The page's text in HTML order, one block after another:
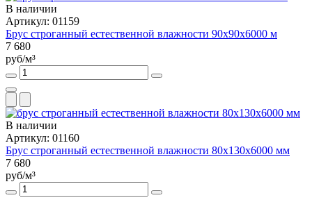
В наличии
Артикул: 01159
Брус строганный естественной влажности 90х90х6000 м
7 680
руб/м³
В наличии
Артикул: 01160
Брус строганный естественной влажности 80х130х6000 мм
7 680
руб/м³